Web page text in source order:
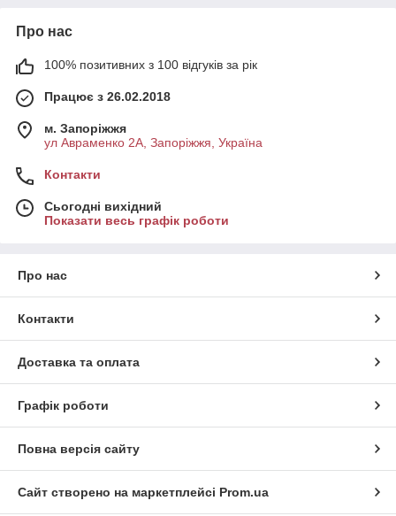
Про нас
100% позитивних з 100 відгуків за рік
Працює з 26.02.2018
м. Запоріжжя
ул Авраменко 2А, Запоріжжя, Україна
Контакти
Сьогодні вихідний
Показати весь графік роботи
Про нас
Контакти
Доставка та оплата
Графік роботи
Повна версія сайту
Сайт створено на маркетплейсі Prom.ua